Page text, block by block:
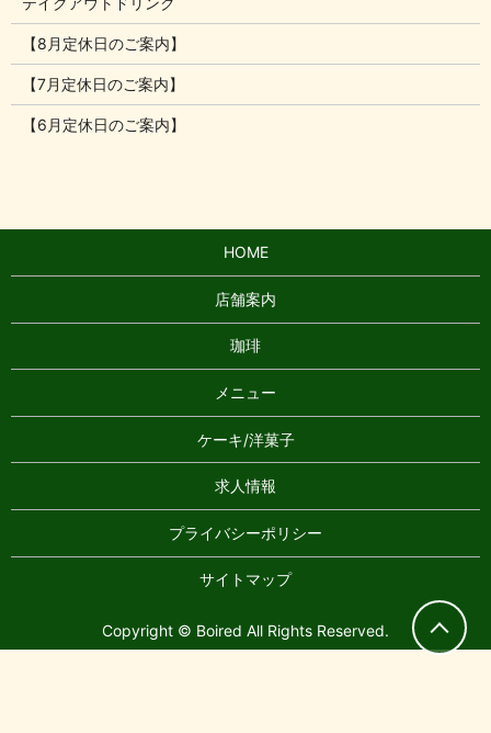
【8月定休日のご案内】
【7月定休日のご案内】
【6月定休日のご案内】
HOME
店舗案内
珈琲
メニュー
ケーキ/洋菓子
求人情報
プライバシーポリシー
サイトマップ
Copyright © Boired All Rights Reserved.